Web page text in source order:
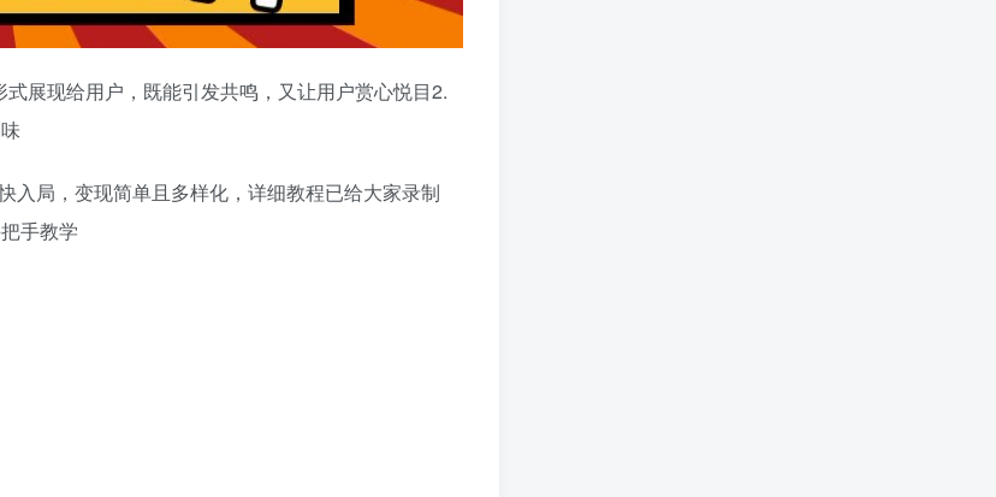
展现给用户，既能引发共鸣，又让用户赏心悦目2.
入局，变现简单且多样化，详细教程已给大家录制
手教学